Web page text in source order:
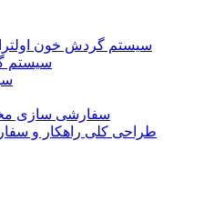
سیستم گردش خون
سیستم
سفارشی سازی
طراحی کلی راهکار و